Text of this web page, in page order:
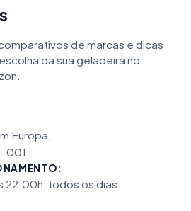
de marcas e dicas
da sua geladeira no
Europa,
001
todos os dias.